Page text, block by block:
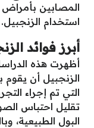
المصابين بأمراض
استخدام الزنجبيل.
أبرز فوائد
أظهرت هذه
الزنجبيل أن
التي تم إجراء
تقليل احتباس
البول الطبيعية،